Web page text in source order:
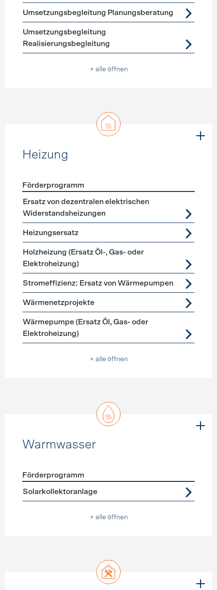
Umsetzungsbegleitung Planungsberatung
Umsetzungsbegleitung
Realisierungsbegleitung
+ alle öffnen
Heizung
Förderprogramme Heizung
Förderprogramm
Ersatz von dezentralen elektrischen
Widerstandsheizungen
Heizungsersatz
Holzheizung (Ersatz Öl-, Gas- oder
Elektroheizung)
Stromeffizienz: Ersatz von Wärmepumpen
Wärmenetzprojekte
Wärmepumpe (Ersatz Öl, Gas- oder
Elektroheizung)
+ alle öffnen
Warmwasser
Förderprogramme
Förderprogramm
Solarkollektoranlage
+ alle öffnen